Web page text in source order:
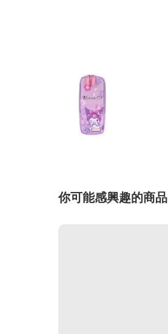
你可能感興趣的商品